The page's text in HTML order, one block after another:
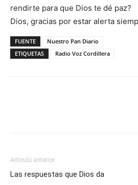
rendirte para que Dios te dé paz?
Dios, gracias por estar alerta
FUENTE
Nuestro Pan Diario
ETIQUETAS
Radio Voz Cordillera
Artículo anterior
Las respuestas que Dios da